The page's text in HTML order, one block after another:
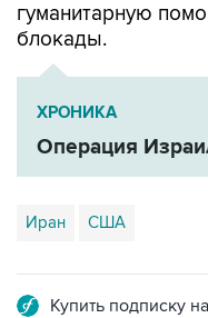
гуманитарную
блокады.
ХРОНИКА
Операция
Иран США
Купить подписку